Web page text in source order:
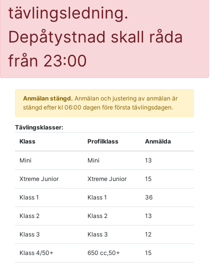
tävlingsledning.
Depåtystnad skall råda
från 23:00
Anmälan stängd. Anmälan och justering av anmälan är
stängd efter kl 06:00 dagen före första tävlingsdagen.
Tävlingsklasser:
Klass
Profilklass Anmälda
Mini Mini 13
Xtreme Junior Xtreme Junior 15
Klass 1 Klass 1 36
Klass 2 Klass 2 13
Klass 3 Klass 3 12
Klass 4/50+ 650 cc,50+ 15